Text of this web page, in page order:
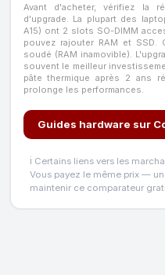
Avant d'acheter, vérifiez la
d'upgrade. La plupart des
A15) ont 2 slots SO-DIMM
pouvez rajouter RAM et
soudé (RAM inamovible).
souvent le meilleur
pâte thermique après 2 ans
prolonge les performances.
Guides hardware sur
ℹ️ Certains liens vers les
Vous payez le même prix —
maintenir ce comparateur